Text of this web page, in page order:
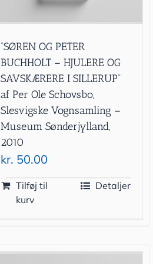
”SØREN OG PETER
BUCHHOLT – HJULERE OG
SAVSKÆRERE I SILLERUP”
af Per Ole Schovsbo,
Slesvigske Vognsamling –
Museum Sønderjylland,
2010
kr. 50.00
Tilføj til
kurv
Detaljer